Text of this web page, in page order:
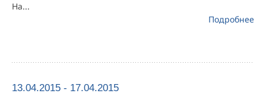
На...
Подробнее
13.04.2015 - 17.04.2015